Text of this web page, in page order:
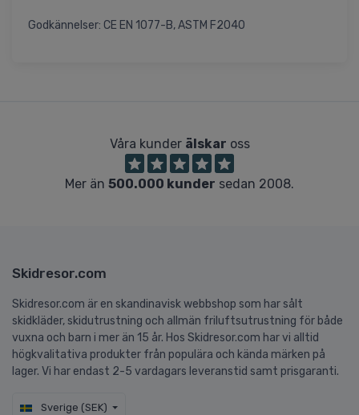
Godkännelser: CE EN 1077-B, ASTM F2040
Våra kunder älskar oss
Mer än 500.000 kunder sedan 2008.
Skidresor.com
Skidresor.com är en skandinavisk webbshop som har sålt
skidkläder, skidutrustning och allmän friluftsutrustning för både
vuxna och barn i mer än 15 år. Hos Skidresor.com har vi alltid
högkvalitativa produkter från populära och kända märken på
lager. Vi har endast 2-5 vardagars leveranstid samt prisgaranti.
Sverige (SEK)